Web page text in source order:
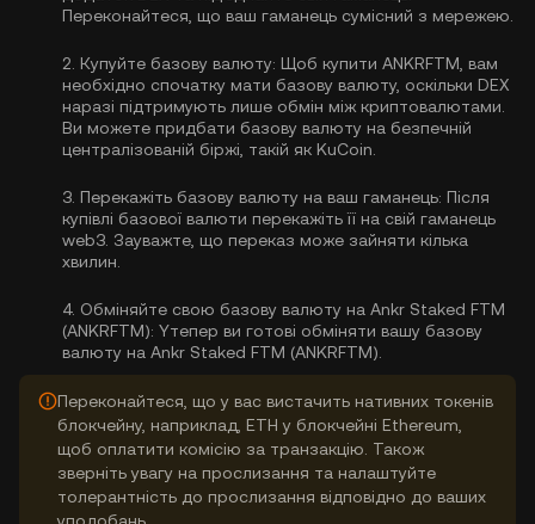
Переконайтеся, що ваш гаманець сумісний з мережею.
2. Купуйте базову валюту: Щоб купити ANKRFTM, вам
необхідно спочатку мати базову валюту, оскільки DEX
наразі підтримують лише обмін між криптовалютами.
Ви можете придбати базову валюту на безпечній
централізованій біржі, такій як KuCoin.
3. Перекажіть базову валюту на ваш гаманець: Після
купівлі базової валюти перекажіть її на свій гаманець
web3. Зауважте, що переказ може зайняти кілька
хвилин.
4. Обміняйте свою базову валюту на Ankr Staked FTM
(ANKRFTM): Yтепер ви готові обміняти вашу базову
валюту на Ankr Staked FTM (ANKRFTM).
Переконайтеся, що у вас вистачить нативних токенів
блокчейну, наприклад, ETH у блокчейні Ethereum,
щоб оплатити комісію за транзакцію. Також
зверніть увагу на прослизання та налаштуйте
толерантність до прослизання відповідно до ваших